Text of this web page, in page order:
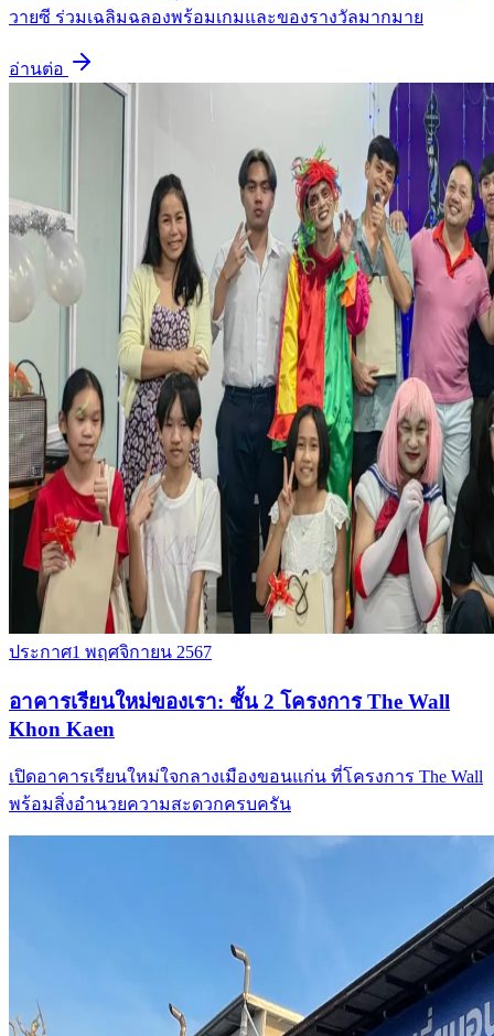
วายซี ร่วมเฉลิมฉลองพร้อมเกมและของรางวัลมากมาย
อ่านต่อ
ประกาศ1 พฤศจิกายน 2567
อาคารเรียนใหม่ของเรา: ชั้น 2 โครงการ The Wall
Khon Kaen
เปิดอาคารเรียนใหม่ใจกลางเมืองขอนแก่น ที่โครงการ The Wall
พร้อมสิ่งอำนวยความสะดวกครบครัน